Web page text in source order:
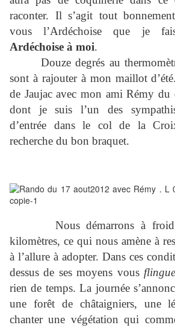
raconter. Il s’agit tout
vous l’Ardéchoise que je
Ardéchoise à moi.
Douze degrés au
sont à rajouter à mon maillot
de Jaujac avec mon ami Rémy du
dont je suis l’un des
d’entrée dans le col de la
recherche du bon braquet.
Nous démarrons à
kilomètres, ce qui nous amène à
à l’allure à adopter. Dans ces
dessus de ses moyens vous flingue
rien de temps. La journée
une forêt de châtaigniers, une
chanter une végétation qui